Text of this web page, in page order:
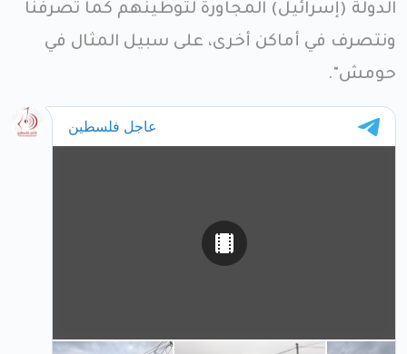
الدولة (إسرائيل) المجاورة لتوطينهم كما تصرفنا
ونتصرف في أماكن أخرى، على سبيل المثال في
حومش".